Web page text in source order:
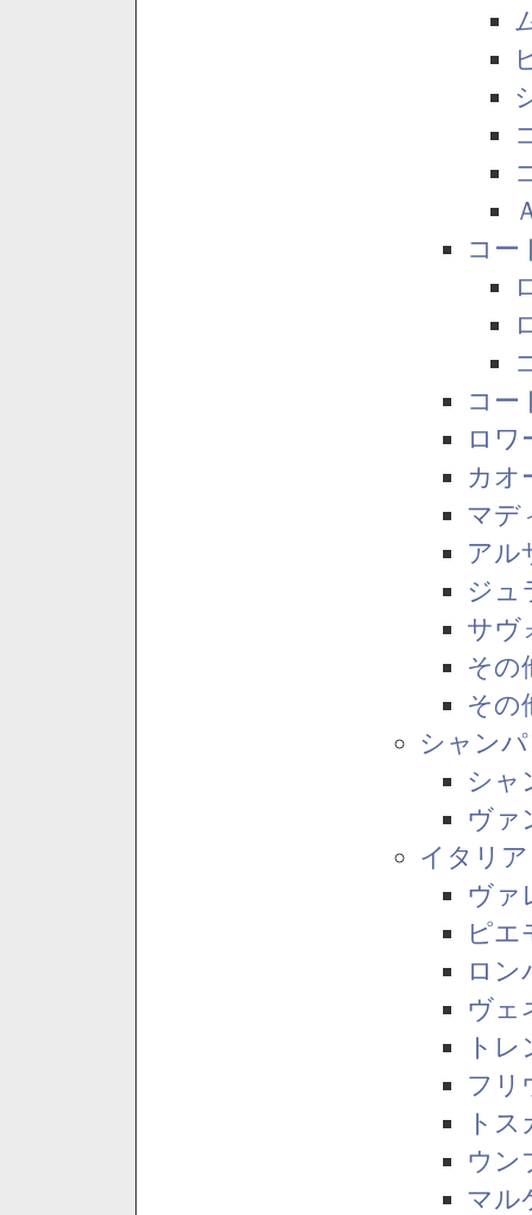
コー
コー
ロワ
カオ
マデ
アル
ジュ
サヴ
その
その
シャン
シャ
ヴァ
イタリア
ヴァ
ピエ
ロン
ヴェ
ト
フリ
ト
ウン
マル